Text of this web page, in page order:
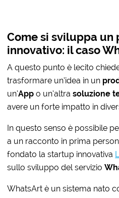
Come si sviluppa un
innovativo: il caso
A questo punto è lecito
trasformare un’idea in un
un’App o un’altrasoluzione
avere un forte impatto in
In questo senso è possibile
a un racconto in prima
fondato la startup innovativa
sullo sviluppo del servizio
WhatsArt è un sistema nato